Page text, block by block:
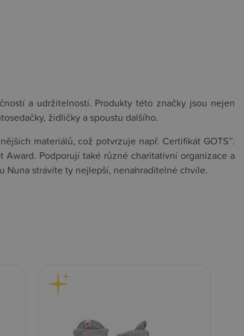
a udržitelností. Produkty této značky jsou nejen
židličky a spoustu dalšího.
materiálů, což potvrzuje např. Certifikát GOTS™.
Podporují také různé charitativní organizace a
Nuna strávíte ty nejlepší, nenahraditelné chvíle.